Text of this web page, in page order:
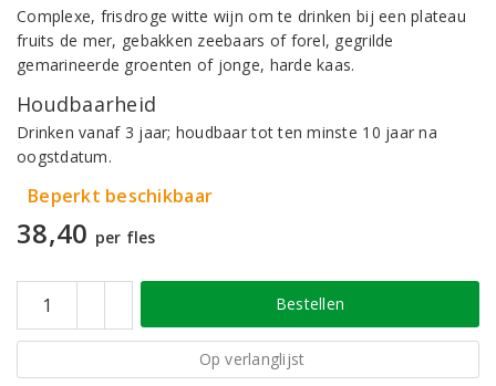
Complexe, frisdroge witte wijn om te drinken bij een plateau
fruits de mer, gebakken zeebaars of forel, gegrilde
gemarineerde groenten of jonge, harde kaas.
Houdbaarheid
Drinken vanaf 3 jaar; houdbaar tot ten minste 10 jaar na
oogstdatum.
Beperkt beschikbaar
38,40 per fles
Bestellen
Op verlanglijst